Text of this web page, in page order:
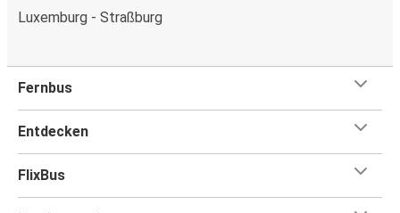
Luxemburg - Straßburg
Fernbus
Entdecken
FlixBus